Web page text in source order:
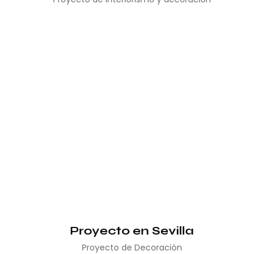
Proyecto en Sevilla
Proyecto de Decoración